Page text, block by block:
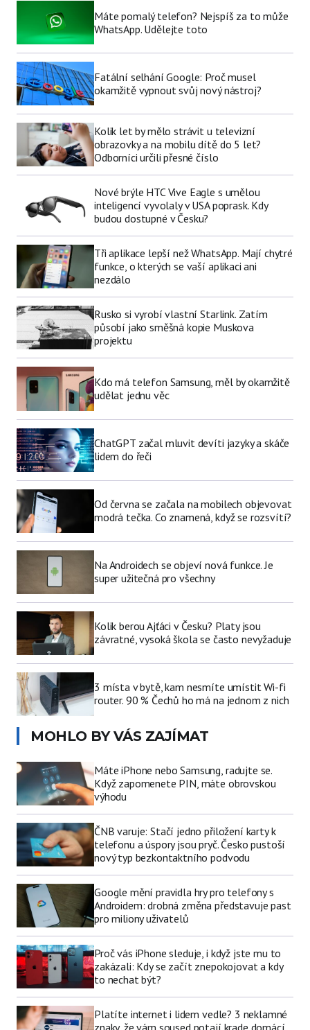
Máte pomalý telefon? Nejspíš za to může
WhatsApp. Udělejte toto
Fatální selhání Google: Proč musel
okamžitě vypnout svůj nový nástroj?
Kolik let by mělo strávit u televizní
obrazovky a na mobilu dítě do 5 let?
Odborníci určili přesné číslo
Nové brýle HTC Vive Eagle s umělou
inteligencí vyvolaly v USA poprask. Kdy
budou dostupné v Česku?
Tři aplikace lepší než WhatsApp. Mají chytré
funkce, o kterých se vaší aplikaci ani
nezdálo
Rusko si vyrobí vlastní Starlink. Zatím
působí jako směšná kopie Muskova
projektu
Kdo má telefon Samsung, měl by okamžitě
udělat jednu věc
ChatGPT začal mluvit devíti jazyky a skáče
lidem do řeči
Od června se začala na mobilech objevovat
modrá tečka. Co znamená, když se rozsvítí?
Na Androidech se objeví nová funkce. Je
super užitečná pro všechny
Kolik berou Ajťáci v Česku? Platy jsou
závratné, vysoká škola se často nevyžaduje
3 místa v bytě, kam nesmíte umístit Wi-fi
router. 90 % Čechů ho má na jednom z nich
MOHLO BY VÁS ZAJÍMAT
Máte iPhone nebo Samsung, radujte se.
Když zapomenete PIN, máte obrovskou
výhodu
ČNB varuje: Stačí jedno přiložení karty k
telefonu a úspory jsou pryč. Česko pustoší
nový typ bezkontaktního podvodu
Google mění pravidla hry pro telefony s
Androidem: drobná změna představuje past
pro miliony uživatelů
Proč vás iPhone sleduje, i když jste mu to
zakázali: Kdy se začít znepokojovat a kdy
to nechat být?
Platíte internet i lidem vedle? 3 neklamné